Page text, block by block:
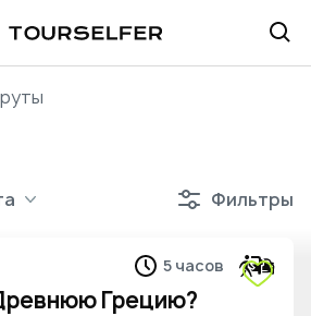
Фильтры
5 часов
Грецию?